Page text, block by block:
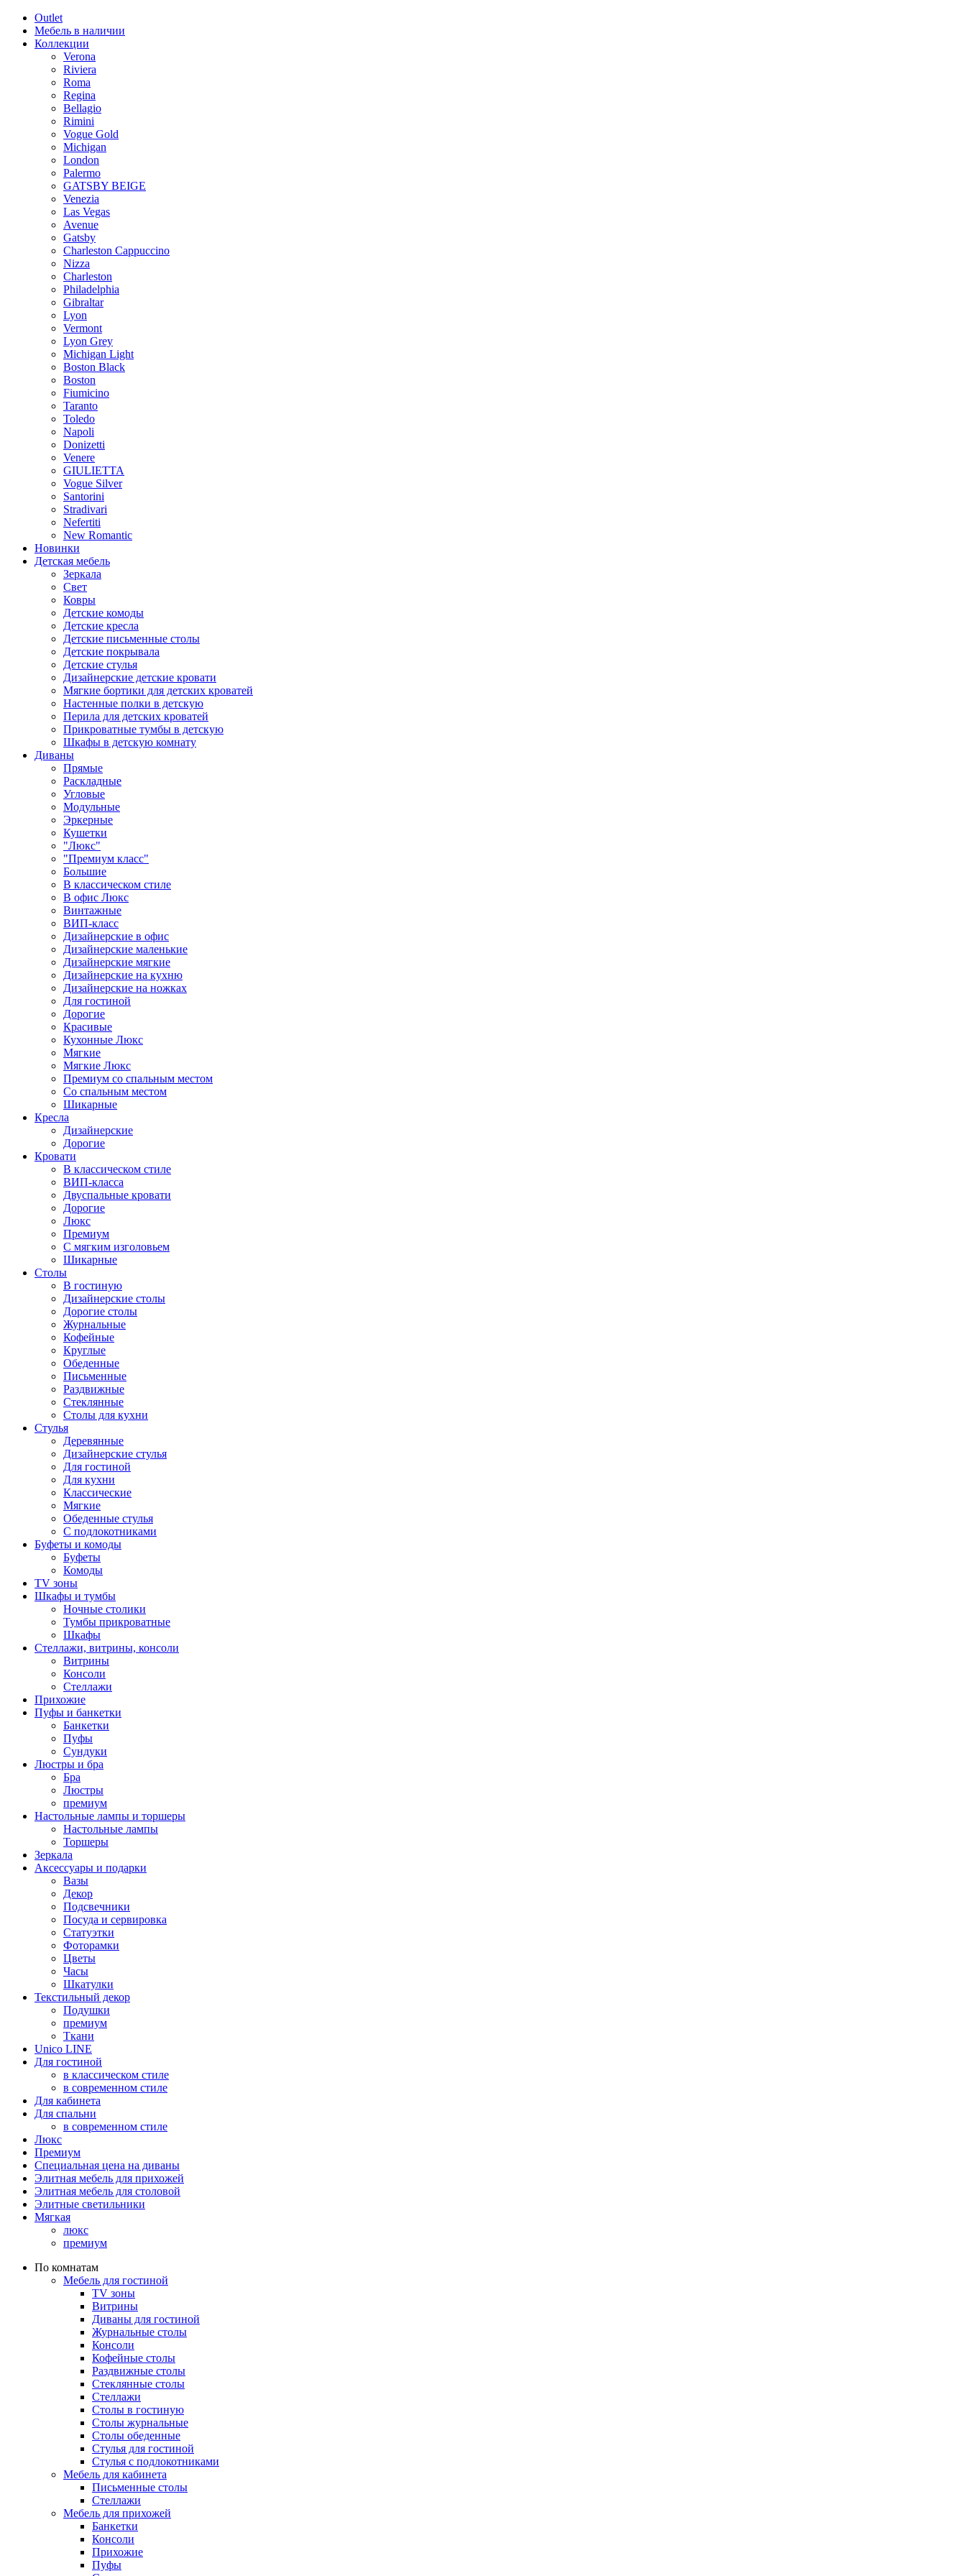
Outlet
Мебель в наличии
Коллекции
Verona
Riviera
Roma
Regina
Bellagio
Rimini
Vogue Gold
Michigan
London
Palermo
GATSBY BEIGE
Venezia
Las Vegas
Avenue
Gatsby
Charleston Cappuccino
Nizza
Charleston
Philadelphia
Gibraltar
Lyon
Vermont
Lyon Grey
Michigan Light
Boston Black
Boston
Fiumicino
Taranto
Toledo
Napoli
Donizetti
Venere
GIULIETTA
Vogue Silver
Santorini
Stradivari
Nefertiti
New Romantic
Новинки
Детская мебель
Зеркала
Свет
Ковры
Детские комоды
Детские кресла
Детские письменные столы
Детские покрывала
Детские стулья
Дизайнерские детские кровати
Мягкие бортики для детских кроватей
Настенные полки в детскую
Перила для детских кроватей
Прикроватные тумбы в детскую
Шкафы в детскую комнату
Диваны
Прямые
Раскладные
Угловые
Модульные
Эркерные
Кушетки
"Люкс"
"Премиум класс"
Большие
В классическом стиле
В офис Люкс
Винтажные
ВИП-класс
Дизайнерские в офис
Дизайнерские маленькие
Дизайнерские мягкие
Дизайнерские на кухню
Дизайнерские на ножках
Для гостиной
Дорогие
Красивые
Кухонные Люкс
Мягкие
Мягкие Люкс
Премиум со спальным местом
Со спальным местом
Шикарные
Кресла
Дизайнерские
Дорогие
Кровати
В классическом стиле
ВИП-класса
Двуспальные кровати
Дорогие
Люкс
Премиум
С мягким изголовьем
Шикарные
Столы
В гостиную
Дизайнерские столы
Дорогие столы
Журнальные
Кофейные
Круглые
Обеденные
Письменные
Раздвижные
Стеклянные
Столы для кухни
Стулья
Деревянные
Дизайнерские стулья
Для гостиной
Для кухни
Классические
Мягкие
Обеденные стулья
С подлокотниками
Буфеты и комоды
Буфеты
Комоды
TV зоны
Шкафы и тумбы
Ночные столики
Тумбы прикроватные
Шкафы
Стеллажи, витрины, консоли
Витрины
Консоли
Стеллажи
Прихожие
Пуфы и банкетки
Банкетки
Пуфы
Сундуки
Люстры и бра
Бра
Люстры
премиум
Настольные лампы и торшеры
Настольные лампы
Торшеры
Зеркала
Аксессуары и подарки
Вазы
Декор
Подсвечники
Посуда и сервировка
Статуэтки
Фоторамки
Цветы
Часы
Шкатулки
Текстильный декор
Подушки
премиум
Ткани
Unico LINE
Для гостиной
в классическом стиле
в современном стиле
Для кабинета
Для спальни
в современном стиле
Люкс
Премиум
Специальная цена на диваны
Элитная мебель для прихожей
Элитная мебель для столовой
Элитные светильники
Мягкая
люкс
премиум
По комнатам
Мебель для гостиной
TV зоны
Витрины
Диваны для гостиной
Журнальные столы
Консоли
Кофейные столы
Раздвижные столы
Стеклянные столы
Стеллажи
Столы в гостиную
Столы журнальные
Столы обеденные
Стулья для гостиной
Стулья с подлокотниками
Мебель для кабинета
Письменные столы
Стеллажи
Мебель для прихожей
Банкетки
Консоли
Прихожие
Пуфы